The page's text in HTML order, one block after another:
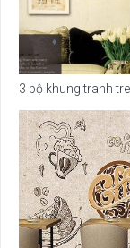
3 bộ khung tranh